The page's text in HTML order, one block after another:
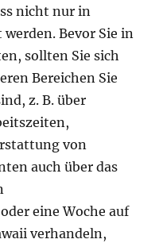
nicht nur in
Bevor Sie in
sollten Sie sich
Bereichen Sie
z. B. über
von
auch über das
eine Woche auf
verhandeln,